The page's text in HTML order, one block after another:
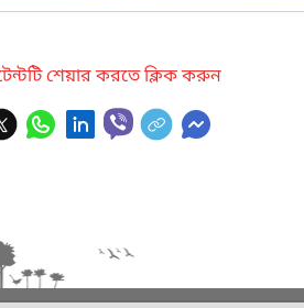
শেয়ার করতে ক্লিক করুন